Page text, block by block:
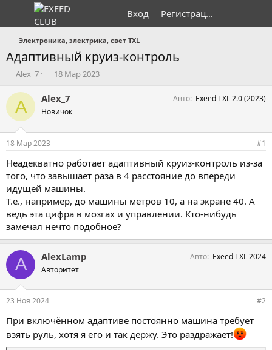
Вход Регистрация
Электроника, электрика, свет TXL
Адаптивный круиз-контроль
А
т
о
т
е
м
ы
Alex_7
Д
т
н
а
л
18 Мар 2023
A Alex_7
Новичок
Авто Exeed TXL 2.0 (2023)
18 Мар 2023 #1
Неадекватно работает адаптивный круиз-контроль из-за
того, что завышает раза в 4 расстояние до впереди
идущей машины.
Т.е., например, до машины метров 10, а на экране 40. А
ведь эта цифра в мозгах и управлении. Кто-нибудь
замечал нечто подобное?
A AlexLamp
Авторитет
Авто Exeed TXL 2024
23 Ноя 2024 #2
При включённом адаптиве постоянно машина требует
взять руль, хотя я его и так держу. Это раздражает!